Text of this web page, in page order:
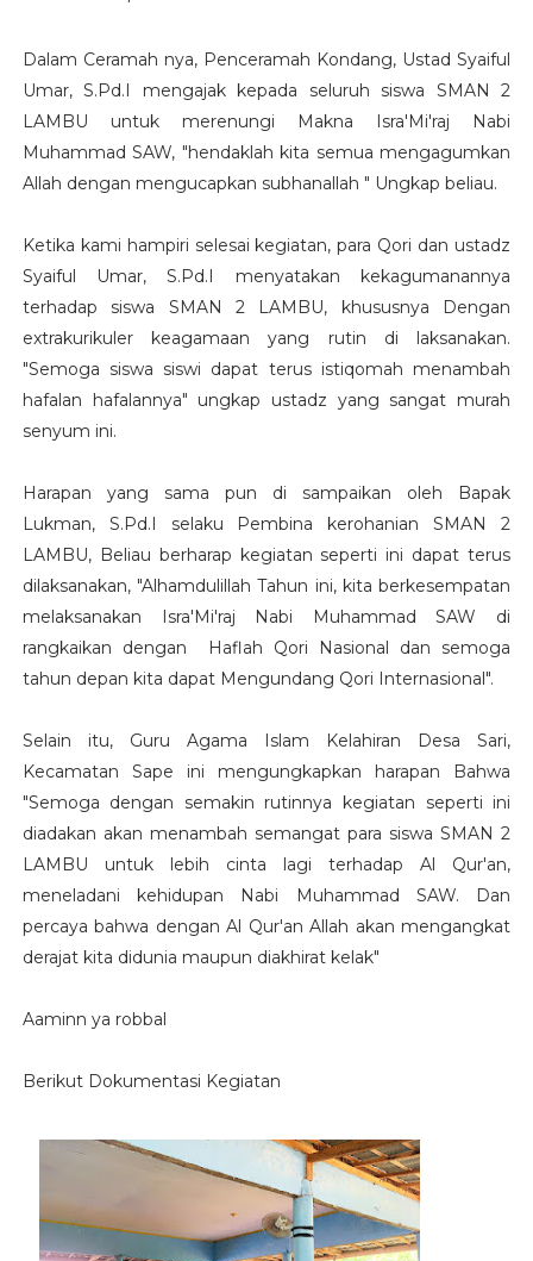
Dalam Ceramah nya, Penceramah Kondang, Ustad Syaiful
Umar, S.Pd.I mengajak kepada seluruh siswa SMAN 2
LAMBU untuk merenungi Makna
Isra'Mi'raj Nabi
Muhammad SAW, "hendaklah kita semua mengagumkan
Allah dengan mengucapkan subhanallah " Ungkap beliau.
Ketika kami hampiri selesai kegiatan, para Qori dan ustadz
Syaiful Umar, S.Pd.I menyatakan kekagumanannya
terhadap siswa SMAN 2 LAMBU, khususnya Dengan
extrakurikuler keagamaan yang rutin di laksanakan.
"Semoga siswa siswi dapat terus istiqomah menambah
hafalan hafalannya" ungkap ustadz yang sangat murah
senyum ini.
Harapan yang sama pun di sampaikan oleh Bapak
Lukman, S.Pd.I selaku Pembina kerohanian SMAN 2
LAMBU, Beliau berharap kegiatan seperti ini dapat terus
dilaksanakan, "Alhamdulillah Tahun ini, kita berkesempatan
melaksanakan
Isra'Mi'raj Nabi Muhammad SAW di
rangkaikan dengan Haflah Qori Nasional dan semoga
tahun depan kita dapat Mengundang Qori Internasional".
Selain itu, Guru Agama Islam Kelahiran Desa Sari,
Kecamatan Sape ini mengungkapkan harapan Bahwa
"Semoga dengan semakin rutinnya kegiatan seperti ini
diadakan akan menambah semangat para siswa SMAN 2
LAMBU untuk lebih cinta lagi terhadap Al Qur'an,
meneladani kehidupan Nabi Muhammad SAW. Dan
percaya bahwa dengan Al Qur'an Allah akan mengangkat
derajat kita didunia maupun diakhirat kelak"
Aaminn ya robbal
Berikut Dokumentasi Kegiatan